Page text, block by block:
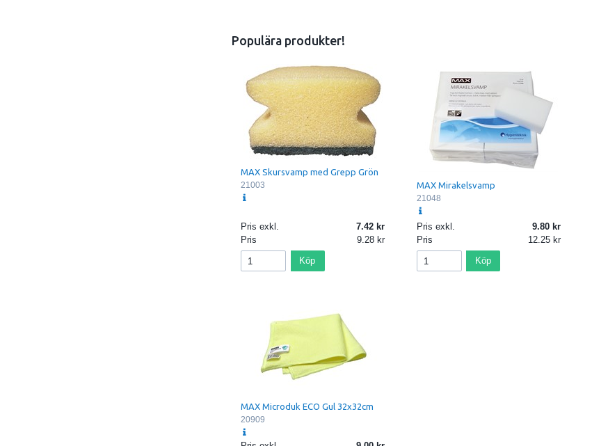
Populära produkter!
MAX Skursvamp med Grepp Grön
21003
Pris exkl.
7.42
Pris
9.28
Köp
MAX Mirakelsvamp
21048
Pris exkl.
9.80
Pris
12.25
Köp
MAX Microduk ECO Gul 32x32cm
20909